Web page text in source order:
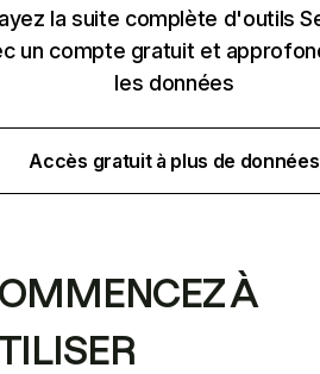
la suite complète d'outils
un compte gratuit et
les données
Accès gratuit à plus de données
À